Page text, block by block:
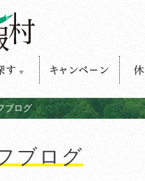
ブログ
ブログ